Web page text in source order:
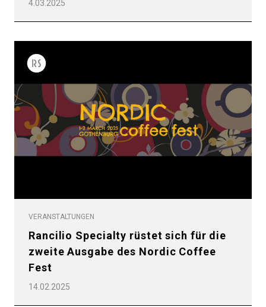
4.03.2025
VERANSTALTUNGEN
Rancilio Specialty rüstet sich für die
zweite Ausgabe des Nordic Coffee
Fest
14.02.2025
Nachrichten
Herunterladen
Mehr